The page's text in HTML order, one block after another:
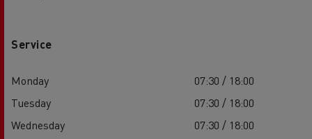
Service
Monday
07:30 / 18:00
Tuesday
07:30 / 18:00
Wednesday
07:30 / 18:00